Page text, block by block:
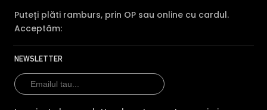
Puteți plăti ramburs, prin OP sau online cu cardul.
Acceptăm:
NEWSLETTER